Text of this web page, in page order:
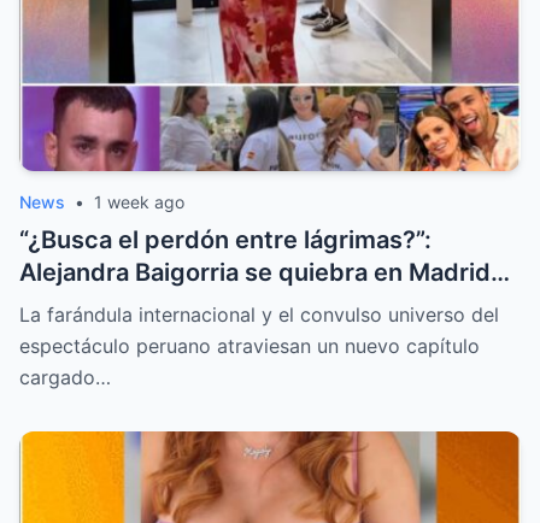
News • 1 week ago
“¿Busca el perdón entre lágrimas?”:
Alejandra Baigorria se quiebra en Madrid
tras el sorpresivo reencuentro con Said
Palao
La farándula internacional y el convulso universo del
espectáculo peruano atraviesan un nuevo capítulo
cargado…